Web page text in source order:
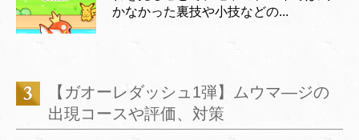
かなかった裏技や小技などの...
【ガオーレダッシュ1弾】ムウマ―ジの
出現コースや評価、対策